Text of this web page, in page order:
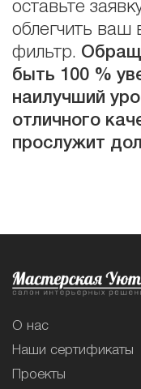
оставьте
облегчить
фильтр.
быть 100 %
наилучший
отличного
прослужит
О нас
Наши сертификаты
Проекты